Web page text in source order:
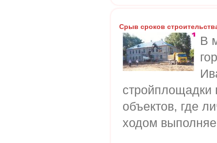
Срыв сроков
В
стройплощадки
объектов, где
ходом